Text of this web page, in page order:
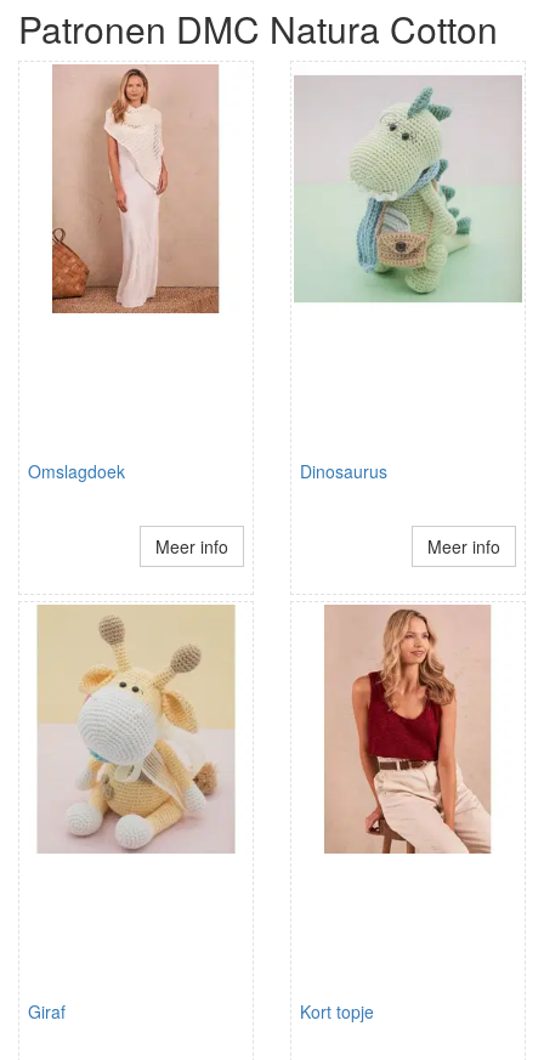
Patronen DMC Natura Cotton
Omslagdoek
Meer info
Dinosaurus
Meer info
Giraf Kort topje